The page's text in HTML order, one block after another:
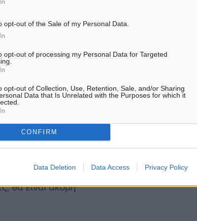
opt-out of the Sale of my Personal Data.
opt-out of processing my Personal Data for Targeted
opt-out of Collection, Use, Retention, Sale, and/or Sharing
Data that Is Unrelated with the Purposes for which it
CONFIRM
Data Deletion Data Access Privacy Policy
πόλης, να αναζητήσουν
να κάνουν τα
τουριστικά είδη).
εξίσου καλοί πελάτες
τους.
Γραφείων
πέρσι να
Τουρκία και να φέρνει
και οι απευθείας
οι εκτιμήσεις λένε
θα είναι ακόμη